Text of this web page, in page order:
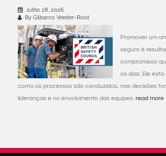
Julho 28, 2026
By Gilbarco Veeder-Root
Promover um
seguro é
compromisso
os dias. Ele
como os processos são conduzidos, nas decisões
lideranças e no envolvimento das equipes. read more